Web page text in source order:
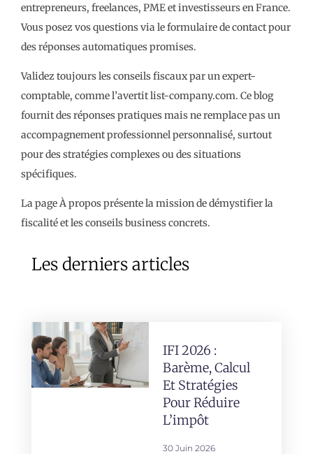
entrepreneurs, freelances, PME et investisseurs en France.
Vous posez vos questions via le formulaire de contact pour
des réponses automatiques promises.
Validez toujours les conseils fiscaux par un expert-
comptable, comme l’avertit list-company.com. Ce blog
fournit des réponses pratiques mais ne remplace pas un
accompagnement professionnel personnalisé, surtout
pour des stratégies complexes ou des situations
spécifiques.
La page À propos présente la mission de démystifier la
fiscalité et les conseils business concrets.
Les derniers articles
IFI 2026 :
Barème, Calcul
Et Stratégies
Pour Réduire
L’impôt
30 Juin 2026